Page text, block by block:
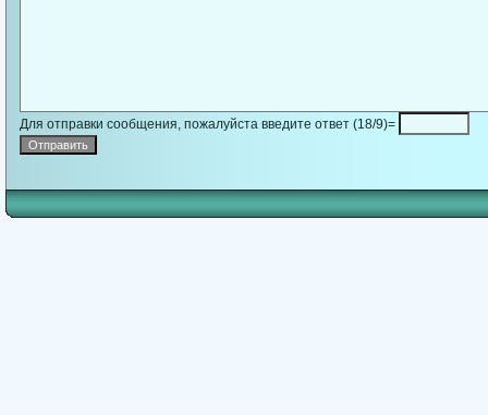
Для отправки сообщения, пожалуйста введите ответ (18/9)=